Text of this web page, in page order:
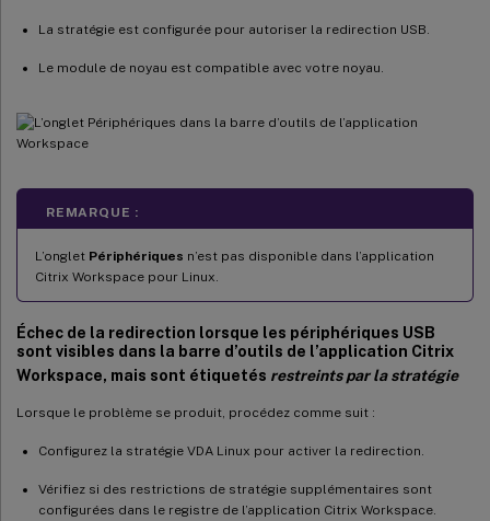
La stratégie est configurée pour autoriser la redirection USB.
Le module de noyau est compatible avec votre noyau.
REMARQUE :
L’onglet Périphériques n’est pas disponible dans l’application
Citrix Workspace pour Linux.
Échec de la redirection lorsque les périphériques USB
sont visibles dans la barre d’outils de l’application Citrix
Workspace, mais sont étiquetés restreints par la stratégie
Lorsque le problème se produit, procédez comme suit :
Configurez la stratégie VDA Linux pour activer la redirection.
Vérifiez si des restrictions de stratégie supplémentaires sont
configurées dans le registre de l’application Citrix Workspace.